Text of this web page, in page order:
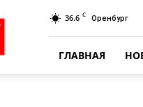
36.6 C Оренбург
ГЛАВНАЯ